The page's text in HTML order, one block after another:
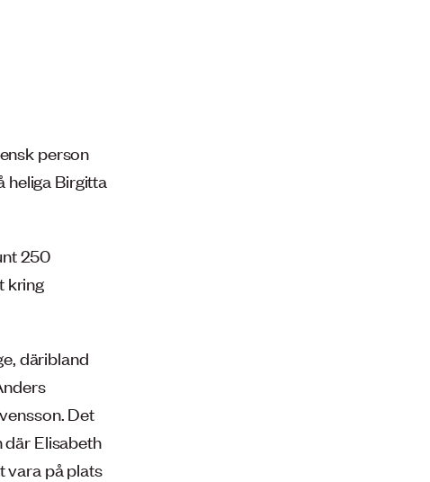
person
heliga Birgitta
250
kring
däribland
Det
Elisabeth
vara på plats